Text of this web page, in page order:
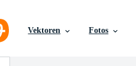
Vektoren Fotos